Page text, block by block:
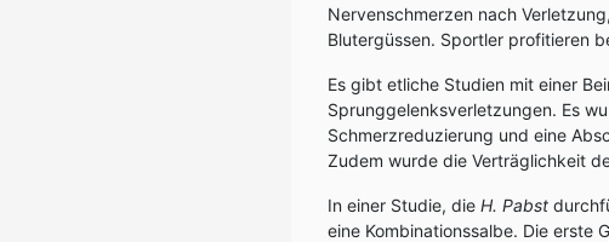
Nervenschmerzen nach
Blutergüssen. Sportler profitieren
Es gibt etliche Studien mit einer
Sprunggelenksverletzungen. Es
Schmerzreduzierung und eine
Zudem wurde die Verträglichkeit
In einer Studie, die H. Pabst
eine Kombinationssalbe. Die erste